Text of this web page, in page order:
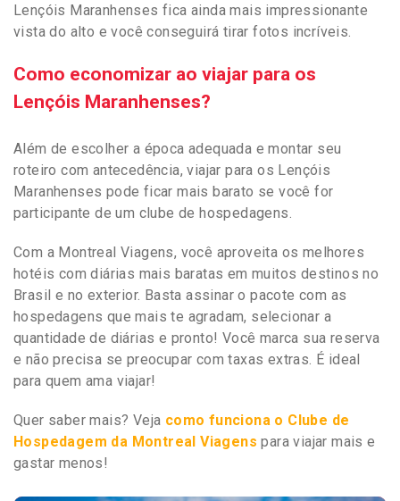
Lençóis Maranhenses fica ainda mais impressionante
vista do alto e você conseguirá tirar fotos incríveis.
Como economizar ao viajar para os
Lençóis Maranhenses?
Além de escolher a época adequada e montar seu
roteiro com antecedência, viajar para os Lençóis
Maranhenses pode ficar mais barato se você for
participante de um clube de hospedagens.
Com a Montreal Viagens, você aproveita os melhores
hotéis com diárias mais baratas em muitos destinos no
Brasil e no exterior. Basta assinar o pacote com as
hospedagens que mais te agradam, selecionar a
quantidade de diárias e pronto! Você marca sua reserva
e não precisa se preocupar com taxas extras. É ideal
para quem ama viajar!
Quer saber mais? Veja como funciona o Clube de
Hospedagem da Montreal Viagens para viajar mais e
gastar menos!